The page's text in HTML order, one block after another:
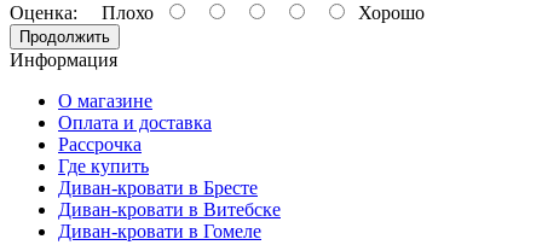
Оценка: Плохо Хорошо
Продолжить
Информация
О магазине
Оплата и доставка
Рассрочка
Где купить
Диван-кровати в Бресте
Диван-кровати в Витебске
Диван-кровати в Гомеле